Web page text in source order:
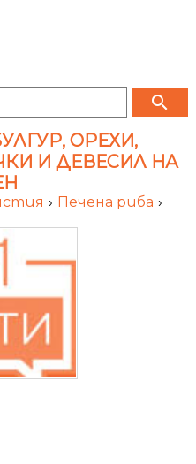
search
ОРЕХИ,
И ДЕВЕСИЛ НА
› Печена риба ›